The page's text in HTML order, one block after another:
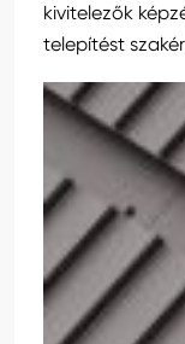
kivitelezők
telepítést